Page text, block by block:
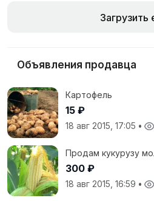
Загрузить
Объявления продавца
Картофель
15 ₽
18 авг 2015, 17:05 •
Продам кукурузу
300 ₽
18 авг 2015, 16:59 •